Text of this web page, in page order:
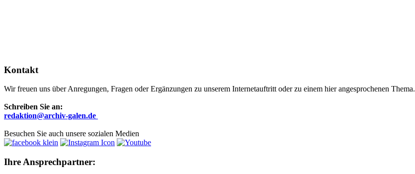
Kontakt
Wir freuen uns über Anregungen, Fragen oder Ergänzungen zu unserem Internetauftritt oder zu einem hier angesprochenen Thema.
Schreiben Sie an:
redaktion@archiv-galen.de
Besuchen Sie auch unsere sozialen Medien
Ihre Ansprechpartner: